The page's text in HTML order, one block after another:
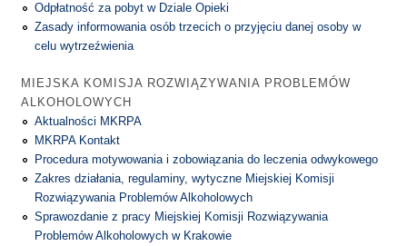
Odpłatność za pobyt w Dziale Opieki
Zasady informowania osób trzecich o przyjęciu danej osoby w
celu wytrzeźwienia
MIEJSKA KOMISJA ROZWIĄZYWANIA PROBLEMÓW
ALKOHOLOWYCH
Aktualności MKRPA
MKRPA Kontakt
Procedura motywowania i zobowiązania do leczenia odwykowego
Zakres działania, regulaminy, wytyczne Miejskiej Komisji
Rozwiązywania Problemów Alkoholowych
Sprawozdanie z pracy Miejskiej Komisji Rozwiązywania
Problemów Alkoholowych w Krakowie